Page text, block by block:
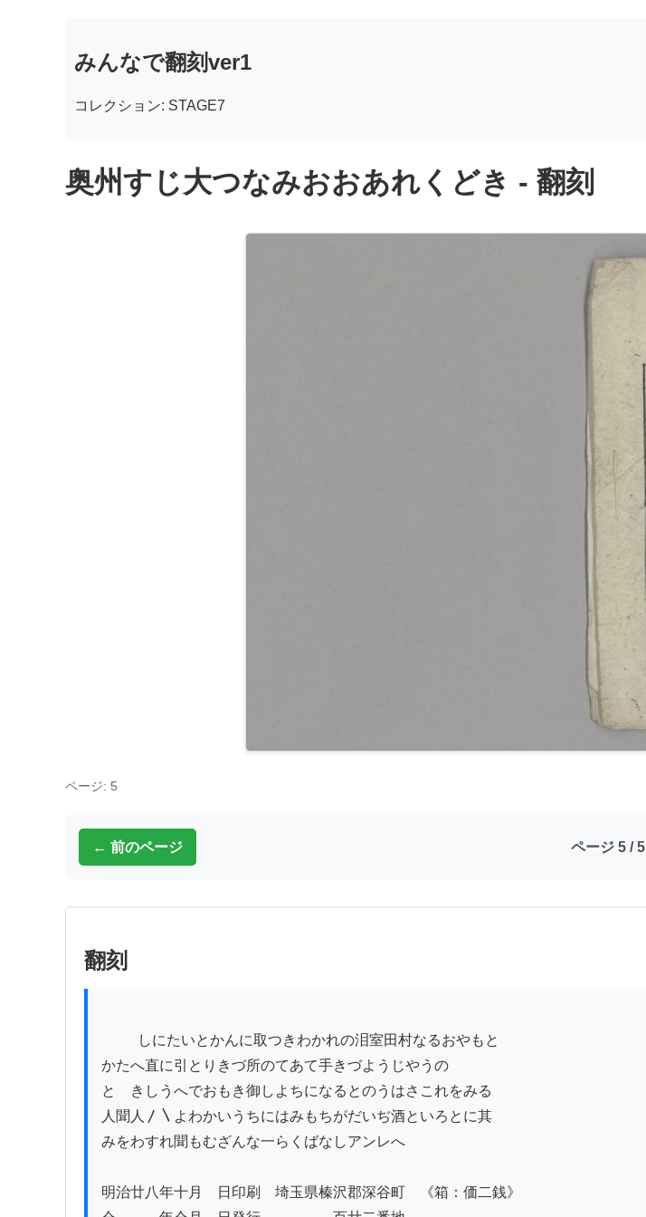
みんなで翻刻ver1
コレクション: STAGE7
奥州すじ大つなみおおあれくどき - 翻刻
ページ: 5
← 前のページ ページ 5 / 5
翻刻
かたへ直に引とりきづ所のてあて手きづようじやうの
とゞきしうへでおもき御しよちになるとのうはさこれをみる
人聞人〳〵よわかいうちにはみもちがだいぢ酒といろとに其
みをわすれ聞もむざんな一らくばなしアンレへ
明治廿八年十月　日印刷　埼玉県榛沢郡深谷町　《箱：価二銭》